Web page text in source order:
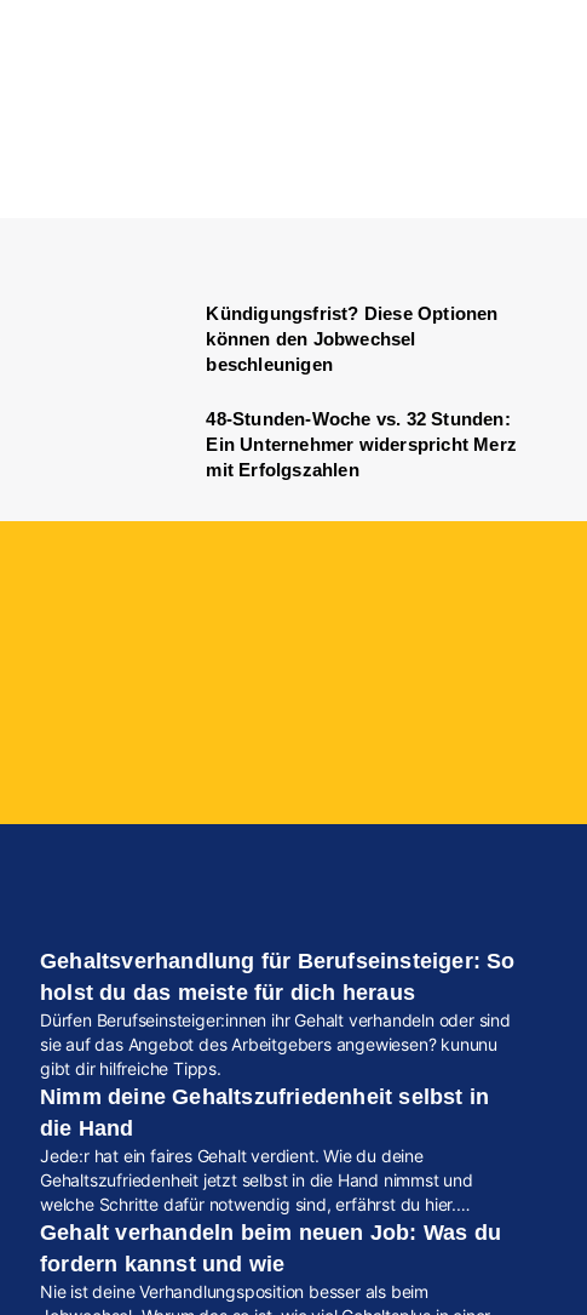
Kündigungsfrist? Diese Optionen
können den Jobwechsel
beschleunigen
48-Stunden-Woche vs. 32 Stunden:
Ein Unternehmer widerspricht Merz
mit Erfolgszahlen
Gehaltsverhandlung für Berufseinsteiger: So
holst du das meiste für dich heraus
Dürfen Berufseinsteiger:innen ihr Gehalt verhandeln oder sind
sie auf das Angebot des Arbeitgebers angewiesen? kununu
gibt dir hilfreiche Tipps.
Nimm deine Gehaltszufriedenheit selbst in
die Hand
Jede:r hat ein faires Gehalt verdient. Wie du deine
Gehaltszufriedenheit jetzt selbst in die Hand nimmst und
welche Schritte dafür notwendig sind, erfährst du hier.
Außerdem stellen wir dir ein brandneues kununu Feature vor.
Gehalt verhandeln beim neuen Job: Was du
fordern kannst und wie
Nie ist deine Verhandlungsposition besser als beim